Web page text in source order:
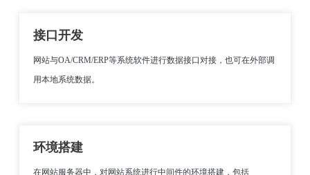
接口开发
网站与OA/CRM/ERP等系统软件进行数据接口对接，也可在外部调
用本地系统数据。
环境搭建
在网站服务器中，对网站系统进行中间件的环境搭建，包括